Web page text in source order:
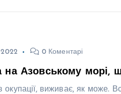
0 Коментарі
на Азовському морі,
окупації, виживає, як може.